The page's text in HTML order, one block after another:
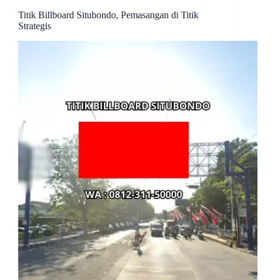
Titik Billboard Situbondo, Pemasangan di Titik
Strategis